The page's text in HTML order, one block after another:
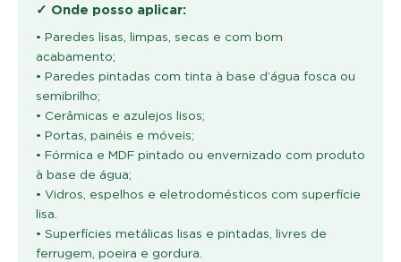
✓ Onde posso aplicar:
• Paredes lisas, limpas, secas e com bom
acabamento;
• Paredes pintadas com tinta à base d’água fosca ou
semibrilho;
• Cerâmicas e azulejos lisos;
• Portas, painéis e móveis;
• Fórmica e MDF pintado ou envernizado com produto
à base de água;
• Vidros, espelhos e eletrodomésticos com superfície
lisa.
• Superfícies metálicas lisas e pintadas, livres de
ferrugem, poeira e gordura.